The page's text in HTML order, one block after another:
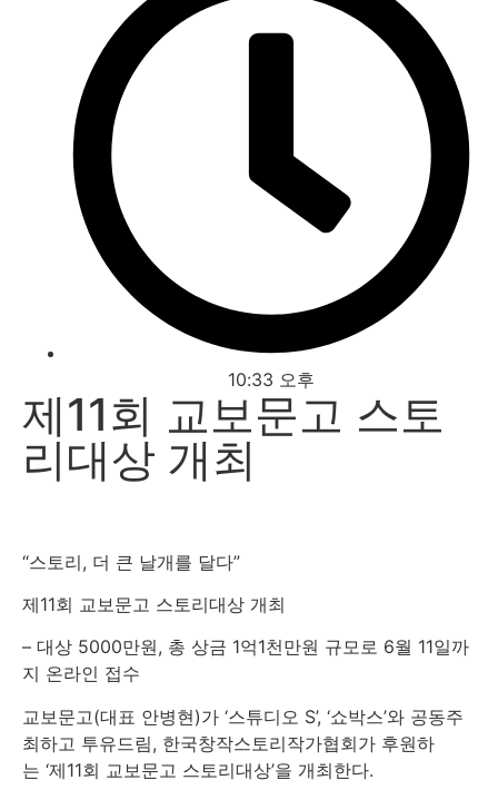
10:33 오후
제11회 교보문고 스토
리대상 개최
“스토리, 더 큰 날개를 달다”
제11회 교보문고 스토리대상 개최
– 대상 5000만원, 총 상금 1억1천만원 규모로 6월 11일까
지 온라인 접수
교보문고(대표 안병현)가 ‘스튜디오 S’, ‘쇼박스’와 공동주
최하고 투유드림, 한국창작스토리작가협회가 후원하
는 ‘제11회 교보문고 스토리대상’을 개최한다.